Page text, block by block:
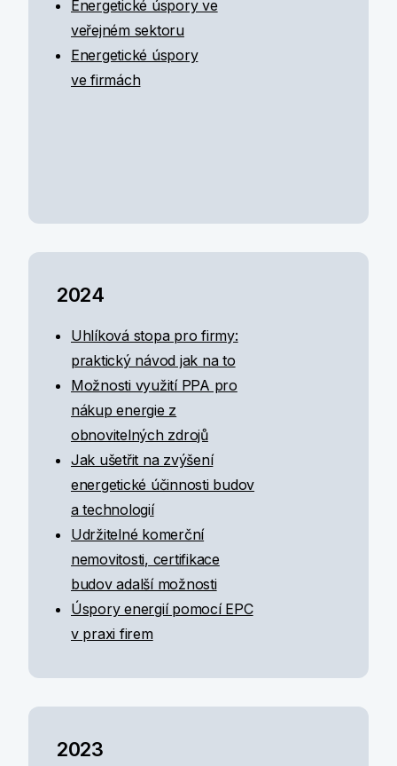
Energetické úspory ve
veřejném sektoru
Energetické úspory
ve firmách
2024
Uhlíková stopa pro firmy:
praktický návod jak na to
Možnosti využití PPA pro
nákup energie z
obnovitelných zdrojů
Jak ušetřit na zvýšení
energetické účinnosti budov
a technologií
Udržitelné komerční
nemovitosti, certifikace
budov adalší možnosti
Úspory energií pomocí EPC
v praxi firem
2023